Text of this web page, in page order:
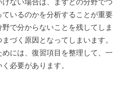
ない場合は、まずどの分野でつ
いるのかを分析することが重要
で分からないことを残してしま
づく原因となってしまいます。
には、復習項目を整理して、一
必要があります。